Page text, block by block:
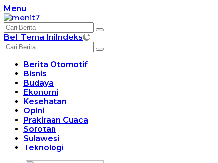
Langsung
ke
konten
Menu
Beli Tema IniIndeks
Berita Otomotif
Bisnis
Budaya
Ekonomi
Kesehatan
Opini
Prakiraan Cuaca
Sorotan
Sulawesi
Teknologi